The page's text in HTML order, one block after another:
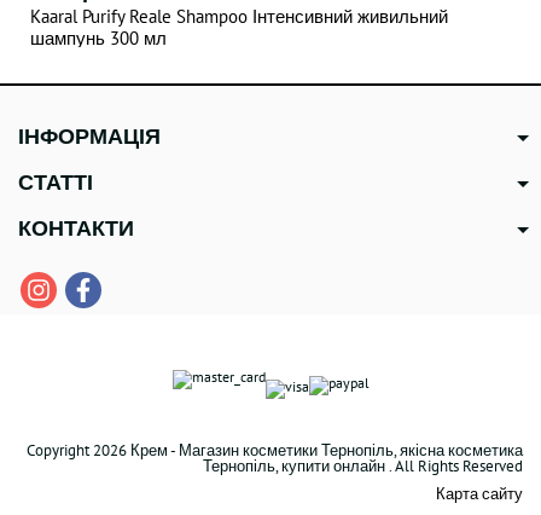
Kaaral Purify Reale Shampoo Інтенсивний живильний
шампунь 300 мл
ІНФОРМАЦІЯ
СТАТТІ
КОНТАКТИ
Copyright 2026 Крем - Магазин косметики Тернопіль, якісна косметика
Тернопіль, купити онлайн . All Rights Reserved
Карта сайту